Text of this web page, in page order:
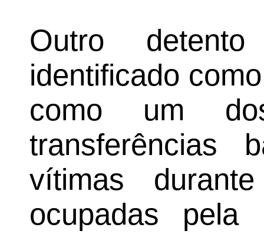
Outro
identificado
como um
transferências
vítimas
ocupadas